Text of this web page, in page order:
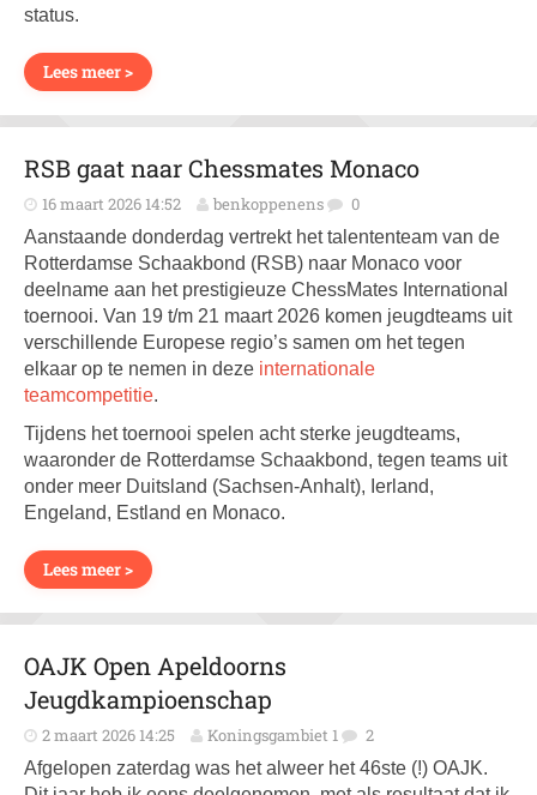
status.
Lees meer >
RSB gaat naar Chessmates Monaco
16 maart 2026 14:52 benkoppenens 0
Aanstaande donderdag vertrekt het talententeam van de
Rotterdamse Schaakbond (RSB) naar Monaco voor
deelname aan het prestigieuze ChessMates International
toernooi. Van 19 t/m 21 maart 2026 komen jeugdteams uit
verschillende Europese regio’s samen om het tegen
elkaar op te nemen in deze internationale
teamcompetitie.
Tijdens het toernooi spelen acht sterke jeugdteams,
waaronder de Rotterdamse Schaakbond, tegen teams uit
onder meer Duitsland (Sachsen-Anhalt), Ierland,
Engeland, Estland en Monaco.
Lees meer >
OAJK Open Apeldoorns
Jeugdkampioenschap
2 maart 2026 14:25 Koningsgambiet 1 2
Afgelopen zaterdag was het alweer het 46ste (!) OAJK.